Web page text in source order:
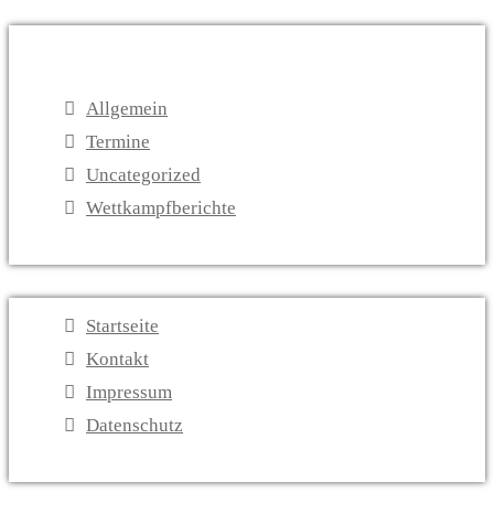
Allgemein
Termine
Uncategorized
Wettkampfberichte
Startseite
Kontakt
Impressum
Datenschutz